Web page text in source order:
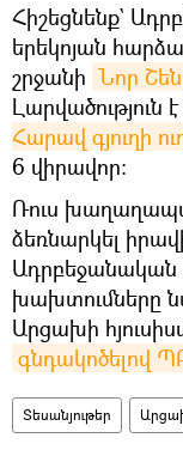
Հիշեցնենք`
երեկոյան
շրջանի Նոր
Լարվածություն
Հարավ գյուղի
6 վիրավոր։
Ռուս
ձեռնարկել
Ադրբեջանական
խախտումները
Արցախի
գնդակոծելով
Տեսանյութեր